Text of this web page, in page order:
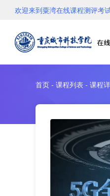
欢迎来到粟湾在线课程测评考
首页 - 课程列表 - 课程